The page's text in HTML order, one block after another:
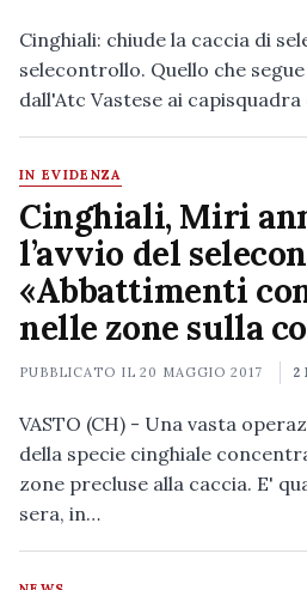
Cinghiali: chiude la caccia di
selecontrollo. Quello che
dall'Atc Vastese ai
IN EVIDENZA
Cinghiali, Miri
l’avvio del
«Abbattimenti
nelle zone sulla
PUBBLICATO IL20 MAGGIO 2017 2
VASTO (CH) - Una vasta
della specie cinghiale
zone precluse alla caccia. E'
sera, in…